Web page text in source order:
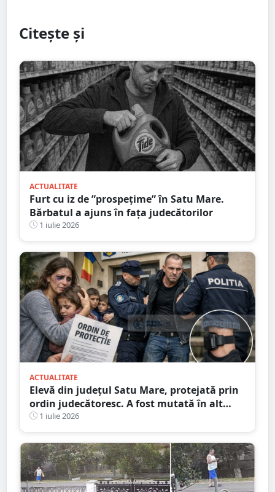
Citește și
ACTUALITATE
Furt cu iz de ”prospețime” în Satu Mare.
Bărbatul a ajuns în fața judecătorilor
1 iulie 2026
ACTUALITATE
Elevă din județul Satu Mare, protejată prin
ordin judecătoresc. A fost mutată în alt
oraș1 iulie 2026